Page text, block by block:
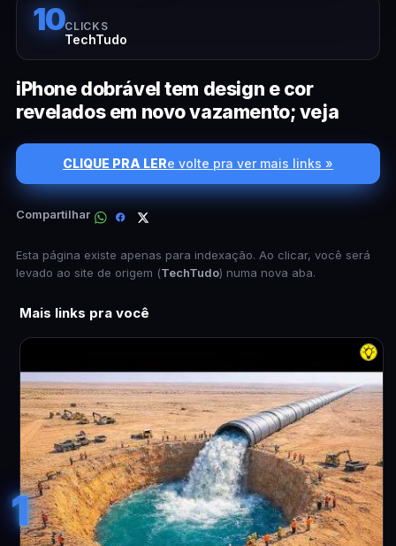
10CLICKS
TechTudo
iPhone dobrável tem design e cor
revelados em novo vazamento; veja
CLIQUE PRA LERe volte pra ver mais links »
Compartilhar
Esta página existe apenas para indexação. Ao clicar, você será
levado ao site de origem (TechTudo) numa nova aba.
Mais links pra você
1